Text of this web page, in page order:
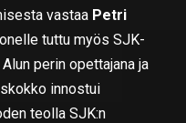
vastaa Petri
tuttu myös SJK-
perin opettajana ja
innostui
teolla SJK:n